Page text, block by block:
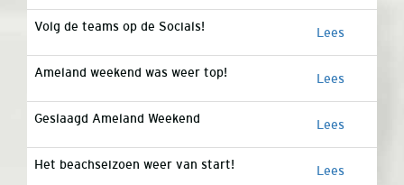
Volg de teams op de Socials! Lees
Ameland weekend was weer top! Lees
Geslaagd Ameland Weekend Lees
Het beachseizoen weer van start! Lees